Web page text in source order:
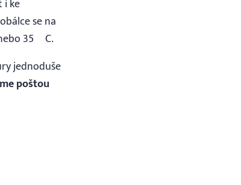
i ke
se na
35 ºC.
jednoduše
poštou